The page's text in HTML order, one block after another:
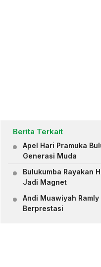
Berita Terkait
Apel Hari Pramuka
Generasi Muda
Bulukumba Rayakan
Jadi Magnet
Andi Muawiyah
Berprestasi